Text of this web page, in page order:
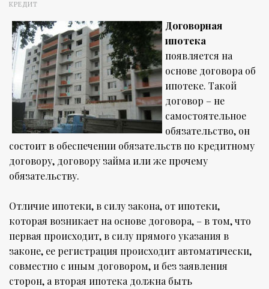
КРЕДИТ
Договорная
ипотека
появляется на
основе договора об
ипотеке. Такой
договор – не
самостоятельное
обязательство, он
состоит в обеспечении обязательств по кредитному
договору, договору займа или же прочему
обязательству.
Отличие ипотеки, в силу закона, от ипотеки,
которая возникает на основе договора, – в том, что
первая происходит, в силу прямого указания в
законе, ее регистрация происходит автоматически,
совместно с иным договором, и без заявления
сторон, а вторая ипотека должна быть